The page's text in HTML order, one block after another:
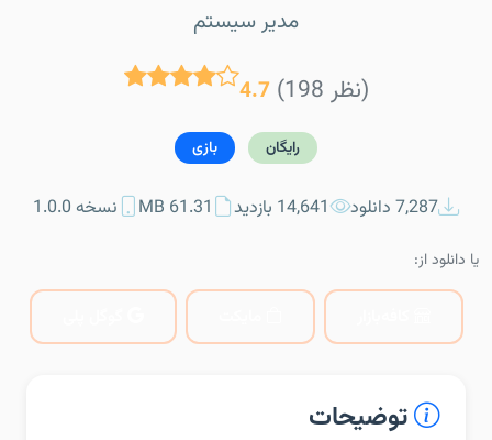
مدیر سیستم
4.7 (198 نظر)
رایگان بازی
7,287 دانلود 14,641 بازدید 61.31 MB نسخه 1.0.0
یا دانلود از:
توضیحات